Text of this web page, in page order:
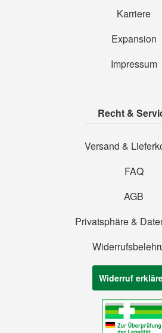
Karriere
Expansion
Impressum
Recht &
Versand &
FAQ
AGB
Privatsphäre &
Widerruf